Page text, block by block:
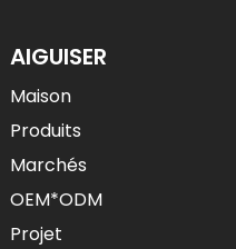
AIGUISER
Maison
Produits
Marchés
OEM*ODM
Projet